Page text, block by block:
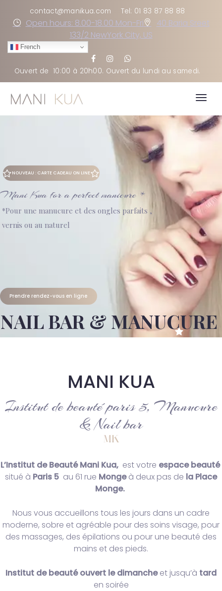
contact@manikua.com Tel: 01 83 87 88 88
Open hours: 8.00-18.00 Mon-Fri
40 Baria Sreet
133/2 NewYork City, US
French
Ouvert de10:00 à 20h00. Ouvert du lundi au samedi.
Prendre rendez-vous en ligne
NAIL BAR & MANUCURE
*Pour une manucure et des ongles parfaits ,
vernis ou au naturel
Mani Kua for a perfect manicure *
NOUVEAU : CARTE CADEAU ON LINE
MANI KUA
Institut de beauté paris 5, Manucure
& Nail bar
L’Institut de Beauté Mani Kua, est votre espace beauté
situé à Paris 5 au 61 rue Mongeà deux pas de la Place
Monge.
Nous vous accueillons tous les jours dans un cadre
moderne, sobre et agréable pour des soins visage, pour
des massages, des épilations ou pour une beauté des
mains et des pieds.
Institut de beauté ouvert le dimancheet jusqu’à tard
en soirée